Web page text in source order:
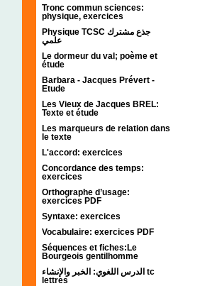
Tronc commun sciences:
physique, exercices
Physique TCSC جذع مشترك
علمي
Le dormeur du val; poème et
étude
Barbara - Jacques Prévert -
Etude
Les Vieux de Jacques BREL:
Texte et étude
Les marqueurs de relation dans
le texte
L'accord: exercices
Concordance des temps:
exercices
Orthographe d’usage:
exercices PDF
Syntaxe: exercices
Vocabulaire: exercices PDF
Séquences et fiches:Le
Bourgeois gentilhomme
الدرس اللغوي: الخبر والإنشاء tc
lettres